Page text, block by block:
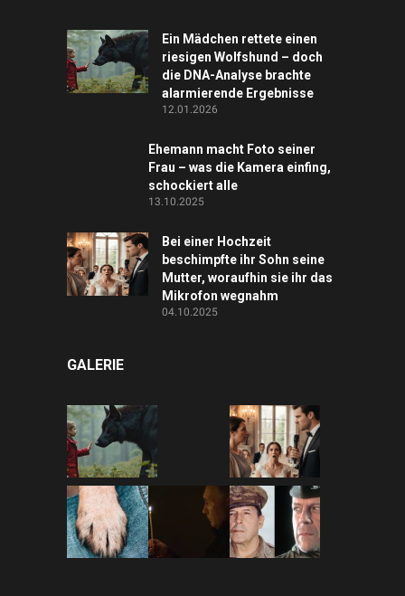
Ein Mädchen rettete einen
riesigen Wolfshund – doch
die DNA-Analyse brachte
alarmierende Ergebnisse
12.01.2026
Ehemann macht Foto seiner
Frau – was die Kamera einfing,
schockiert alle
13.10.2025
Bei einer Hochzeit
beschimpfte ihr Sohn seine
Mutter, woraufhin sie ihr das
Mikrofon wegnahm
04.10.2025
GALERIE